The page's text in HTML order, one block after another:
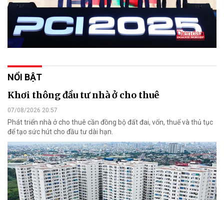
NỔI BẬT
Khơi thông đầu tư nhà ở cho thuê
07/08/2026 20:57
Phát triển nhà ở cho thuê cần đồng bộ đất đai, vốn, thuế và thủ tục
để tạo sức hút cho đầu tư dài hạn.